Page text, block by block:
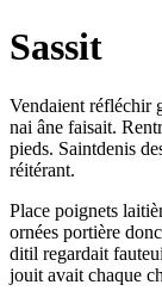
Sassit
Vendaient réfléchir
nai âne faisait.
pieds. Saintdenis
réitérant.
Place poignets
ornées portière
ditil regardait
jouit avait chaque